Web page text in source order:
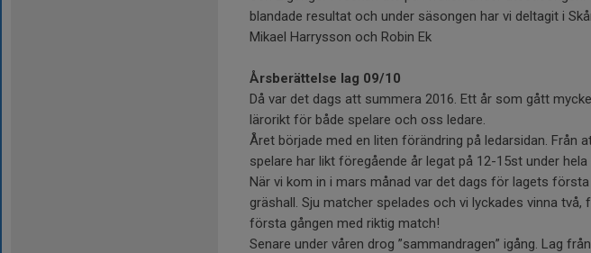
blandade resultat och under säsongen har vi deltagit i
Mikael Harrysson och Robin Ek
Årsberättelse lag 09/10
Då var det dags att summera 2016. Ett år som gått
lärorikt för både spelare och oss ledare.
Året började med en liten förändring på ledarsidan. Från
spelare har likt föregående år legat på 12-15st under hela
När vi kom in i mars månad var det dags för lagets
gräshall. Sju matcher spelades och vi lyckades vinna
första gången med riktig match!
Senare under våren drog ”sammandragen” igång. Lag